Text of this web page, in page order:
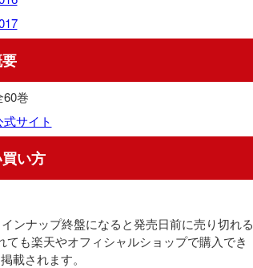
60巻
式サイト
い方
ンナップ終盤になると発売日前に売り切れる
も楽天やオフィシャルショップで購入でき
載されます。